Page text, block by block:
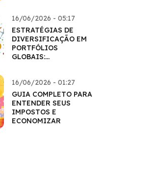
16/06/2026 - 05:17
ESTRATÉGIAS DE
DIVERSIFICAÇÃO EM
PORTFÓLIOS
GLOBAIS:
16/06/2026 - 01:27
GUIA COMPLETO PARA
ENTENDER SEUS
IMPOSTOS E
ECONOMIZAR